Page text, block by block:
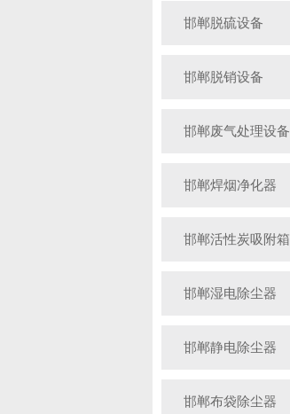
邯郸脱硫设备
邯郸脱销设备
邯郸废气处理设备
邯郸焊烟净化器
邯郸活性炭吸附箱
邯郸湿电除尘器
邯郸静电除尘器
邯郸布袋除尘器